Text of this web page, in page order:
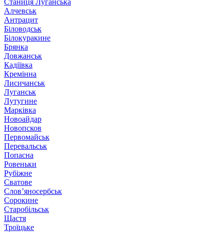
Станиця Луганська
Алчевськ
Антрацит
Біловодськ
Білокуракине
Брянка
Довжанськ
Кадіївка
Кремінна
Лисичанськ
Луганськ
Лутугине
Марківка
Новоайдар
Новопсков
Первомайськ
Перевальськ
Попасна
Ровеньки
Рубіжне
Сватове
Слов’яносербськ
Сорокине
Старобільськ
Щастя
Троїцьке